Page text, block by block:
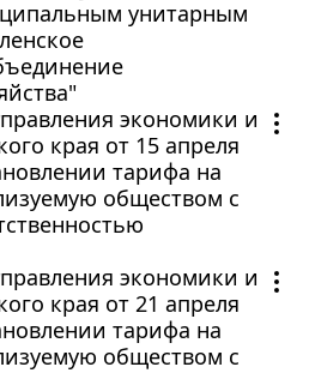
унитарным
экономики и
края от 15 апреля
тарифа на
обществом с
экономики и
края от 21 апреля
тарифа на
обществом с